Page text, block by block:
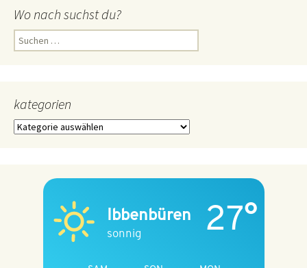
Wo nach suchst du?
Suchen
nach:
kategorien
kategorien
Ibbenbüren
sonnig 27°